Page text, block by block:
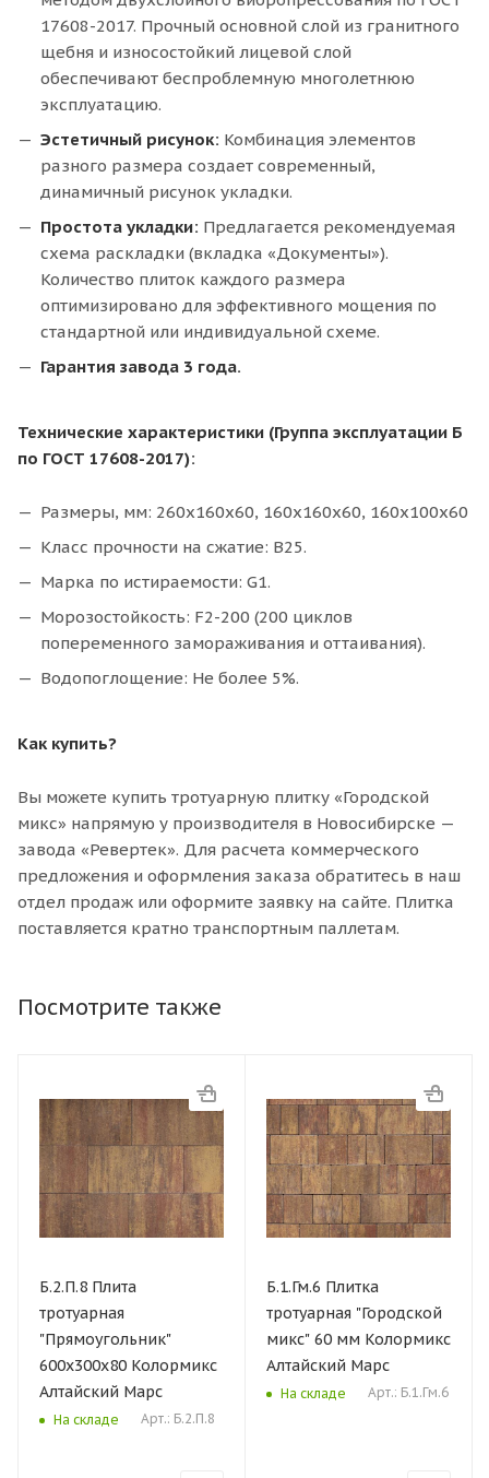
17608-2017. Прочный основной слой из гранитного
щебня и износостойкий лицевой слой
обеспечивают беспроблемную многолетнюю
эксплуатацию.
Эстетичный рисунок: Комбинация элементов
разного размера создает современный,
динамичный рисунок укладки.
Простота укладки: Предлагается рекомендуемая
схема раскладки (вкладка «Документы»).
Количество плиток каждого размера
оптимизировано для эффективного мощения по
стандартной или индивидуальной схеме.
Гарантия завода 3 года.
Технические характеристики (Группа эксплуатации Б
по ГОСТ 17608-2017):
Размеры, мм: 260х160х60, 160х160х60, 160х100х60
Класс прочности на сжатие: В25.
Марка по истираемости: G1.
Морозостойкость: F2-200 (200 циклов
попеременного замораживания и оттаивания).
Водопоглощение: Не более 5%.
Как купить?
Вы можете купить тротуарную плитку «Городской
микс» напрямую у производителя в Новосибирске —
завода «Ревертек». Для расчета коммерческого
предложения и оформления заказа обратитесь в наш
отдел продаж или оформите заявку на сайте. Плитка
поставляется кратно транспортным паллетам.
Посмотрите также
Б.2.П.8 Плита
тротуарная
"Прямоугольник"
600х300х80 Колормикс
Алтайский Марс
На складе Арт.: Б.2.П.8
Б.1.Гм.6 Плитка
тротуарная "Городской
микс" 60 мм Колормикс
Алтайский Марс
На складе Арт.: Б.1.Гм.6